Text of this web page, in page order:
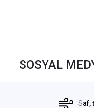
SOSYAL
Saf,